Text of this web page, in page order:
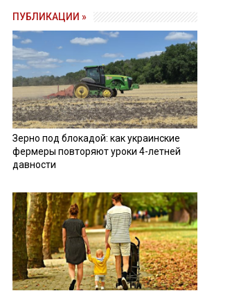
ПУБЛИКАЦИИ »
Зерно под блокадой: как украинские
фермеры повторяют уроки 4-летней
давности